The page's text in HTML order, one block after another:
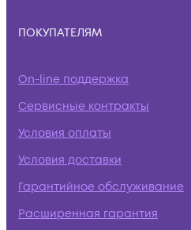
ПОКУПАТЕЛЯМ
On-line поддержка
Сервисные контракты
Условия оплаты
Условия доставки
Гарантийное обслуживание
Расширенная гарантия